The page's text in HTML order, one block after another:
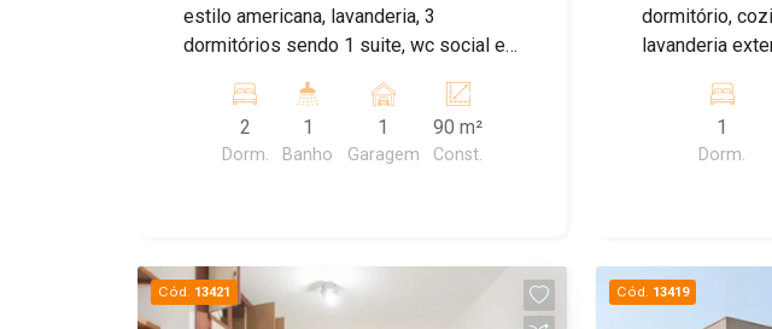
estilo americana, lavanderia, 3
dormitórios sendo 1 suite, wc social e
2
Dorm.
1
Banho
1
Garagem
90 m²
Const.
dormitório,
lavanderia
1
Dorm.
Cód. 13421 Cód. 13419